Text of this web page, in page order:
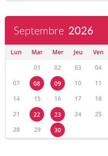
Septembre 2026
Lun Mar Mer Jeu Ven
01
02 03 04
07
08 09 10 11
14
15 16 17 18
21
22 23 24 25
28
29 30